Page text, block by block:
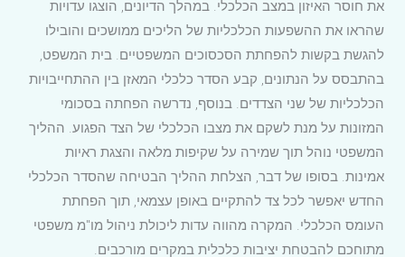
את חוסר האיזון במצב הכלכלי. במהלך הדיונים, הוצגו עדויות
שהראו את ההשפעות הכלכליות של הליכים ממושכים והובילו
להגשת בקשות להפחתת הסכסוכים המשפטיים. בית המשפט,
בהתבסס על הנתונים, קבע הסדר כלכלי המאזן בין ההתחייבויות
הכלכליות של שני הצדדים. בנוסף, נדרשה הפחתה בסכומי
המזונות על מנת לשקם את מצבו הכלכלי של הצד הפגוע. ההליך
המשפטי נוהל תוך שמירה על שקיפות מלאה והצגת ראיות
אמינות. בסופו של דבר, הצלחת ההליך הבטיחה שהסדר הכלכלי
החדש יאפשר לכל צד להתקיים באופן עצמאי, תוך הפחתת
העומס הכלכלי. המקרה מהווה עדות ליכולת ניהול מו"מ משפטי
מתוחכם להבטחת יציבות כלכלית במקרים מורכבים.